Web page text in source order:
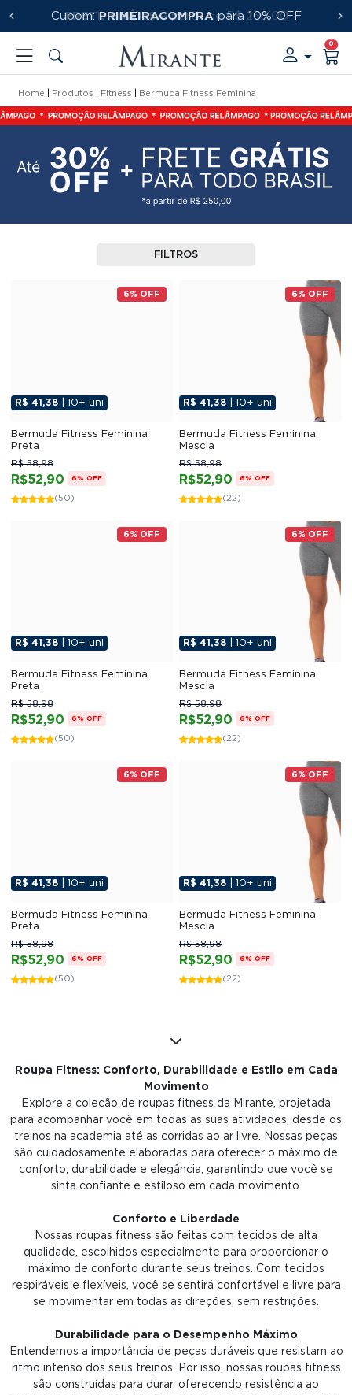
Cupom:PRIMEIRACOMPRApara 10% OFF
FRETE GRÁTISa partir de R$ 250,00
0
Home Produtos Fitness Bermuda Fitness Feminina
FILTROS
6% OFF
R$ 41,38 | 10+ uni
Bermuda Fitness Feminina
Preta
R$52,90
R$ 58,98
6% OFF
(50)
6% OFF
R$ 41,38 | 10+ uni
Bermuda Fitness Feminina
Mescla
R$52,90
R$ 58,98
6% OFF
(22)
6% OFF
R$ 41,38 | 10+ uni
Bermuda Fitness Feminina
Preta
R$52,90
R$ 58,98
6% OFF
(50)
6% OFF
R$ 41,38 | 10+ uni
Bermuda Fitness Feminina
Mescla
R$52,90
R$ 58,98
6% OFF
(22)
6% OFF
R$ 41,38 | 10+ uni
Bermuda Fitness Feminina
Preta
R$52,90
R$ 58,98
6% OFF
(50)
6% OFF
R$ 41,38 | 10+ uni
Bermuda Fitness Feminina
Mescla
R$52,90
R$ 58,98
6% OFF
(22)
Roupa Fitness: Conforto, Durabilidade e Estilo em Cada
Movimento
Explore a coleção de roupas fitness da Mirante, projetada
para acompanhar você em todas as suas atividades, desde os
treinos na academia até as corridas ao ar livre. Nossas peças
são cuidadosamente elaboradas para oferecer o máximo de
conforto, durabilidade e elegância, garantindo que você se
sinta confiante e estiloso em cada movimento.
Conforto e Liberdade
Nossas roupas fitness são feitas com tecidos de alta
qualidade, escolhidos especialmente para proporcionar o
máximo de conforto durante seus treinos. Com tecidos
respiráveis e flexíveis, você se sentirá confortável e livre para
se movimentar em todas as direções, sem restrições.
Durabilidade para o Desempenho Máximo
Entendemos a importância de peças duráveis que resistam ao
ritmo intenso dos seus treinos. Por isso, nossas roupas fitness
são construídas para durar, oferecendo resistência ao